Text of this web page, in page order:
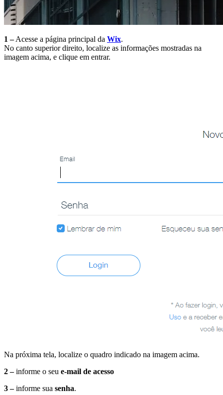
1 –Acesse a página principal da Wix.
No canto superior direito, localize as informações mostradas na
imagem acima, e clique em entrar.
Na próxima tela, localize o quadro indicado na imagem acima.
2 –informe o seu e-mail de acesso
3 –informe sua senha.